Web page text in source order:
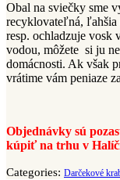
Obal na sviečky sme
recyklovateľná, ľahšia
resp. ochladzuje vosk
vodou, môžete si ju
domácnosti. Ak však
vrátime vám peniaze
Objednávky sú
kúpiť na trhu v Halíči
Categories: Darčekové